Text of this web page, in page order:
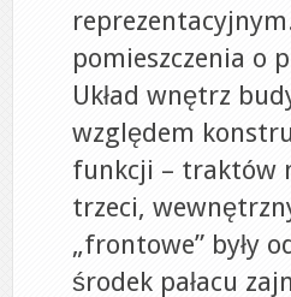
pomieszczenia o
Układ wnętrz
względem
funkcji – traktów
trzeci,
„frontowe” były
środek pałacu